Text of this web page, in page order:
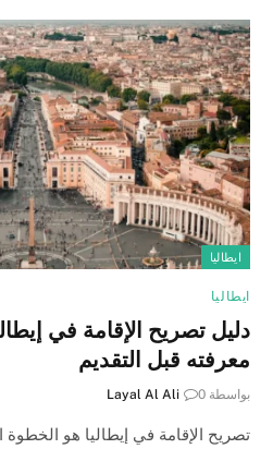
ايطاليا
ايطاليا
معرفته قبل التقديم
بواسطة Layal Al Ali 0
تصريح الإقامة في إيطاليا هو